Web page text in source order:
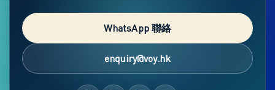
WhatsApp 聯絡
enquiry@voy.hk